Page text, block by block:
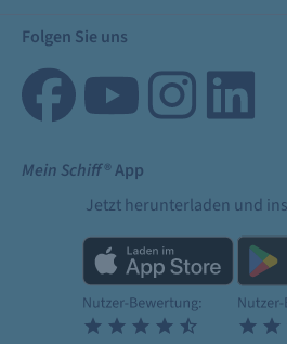
Folgen Sie uns
Mein Schiff® App
Jetzt herunterladen und